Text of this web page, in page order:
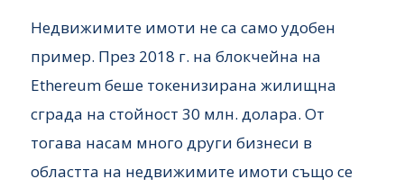
Недвижимите имоти не са само удобен
пример. През 2018 г. на блокчейна на
Ethereum беше токенизирана жилищна
сграда на стойност 30 млн. долара. От
тогава насам много други бизнеси в
областта на недвижимите имоти също се